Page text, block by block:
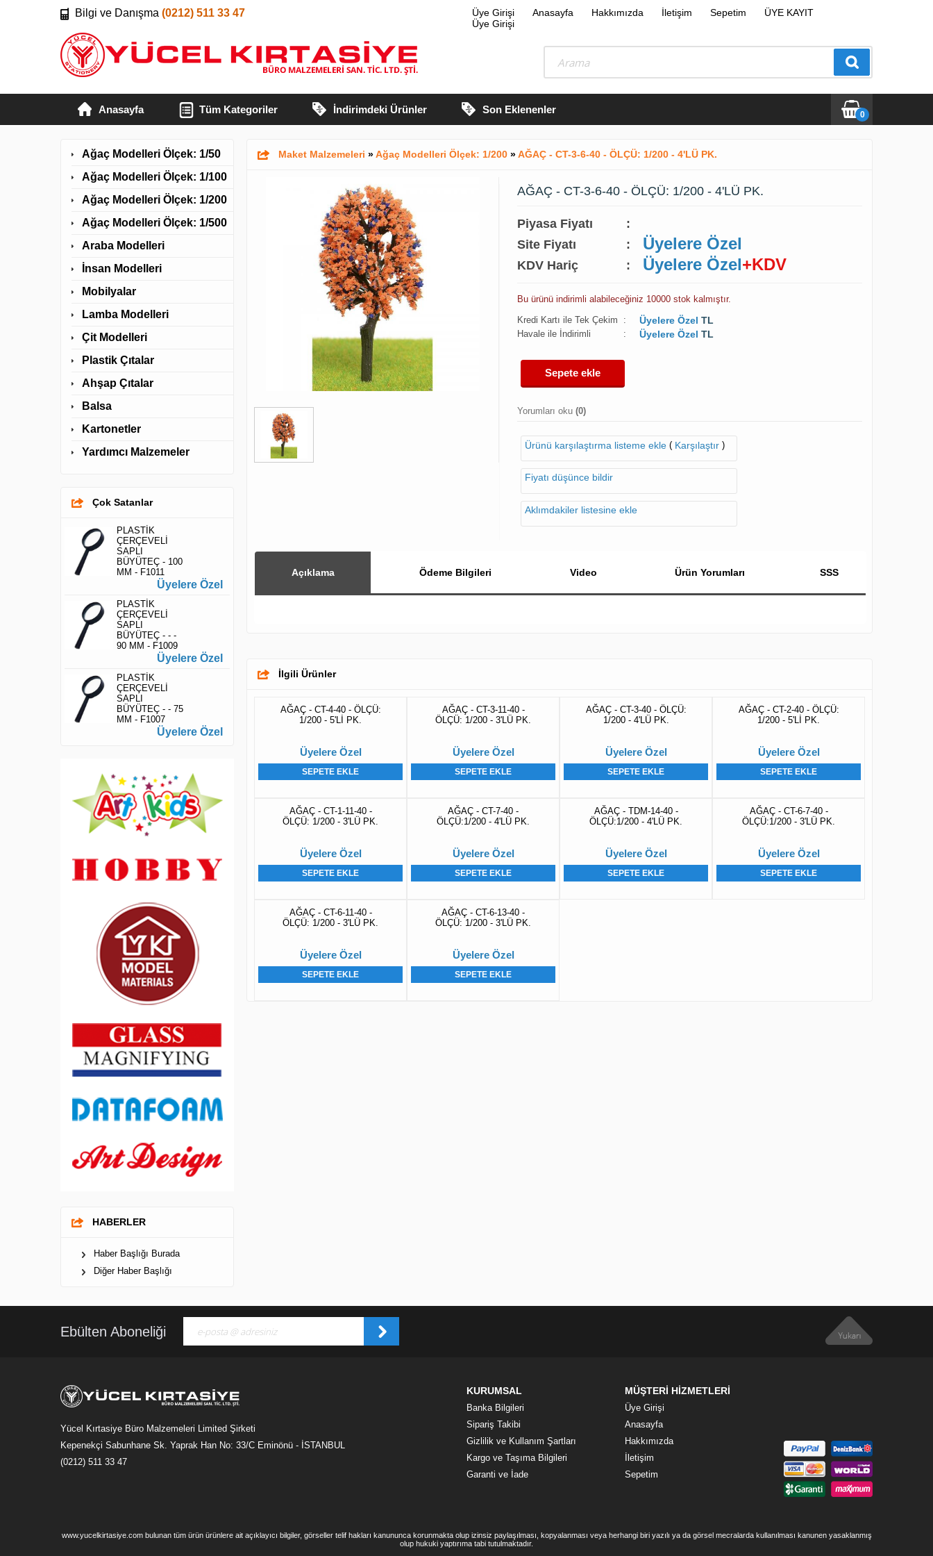
Bilgi ve Danışma (0212) 511 33 47 Üye Girişi Anasayfa Hakkımızda İletişim Sepetim
ÜYE KAYIT
Üye Girişi
Anasayfa Tüm Kategoriler İndirimdeki Ürünler Son Eklenenler 0
Ağaç Modelleri Ölçek: 1/50
Ağaç Modelleri Ölçek: 1/100
Ağaç Modelleri Ölçek: 1/200
Ağaç Modelleri Ölçek: 1/500
Araba Modelleri
İnsan Modelleri
Mobilyalar
Lamba Modelleri
Çit Modelleri
Plastik Çıtalar
Ahşap Çıtalar
Balsa
Kartonetler
Yardımcı Malzemeler
Çok Satanlar
PLASTİK
ÇERÇEVELİ
SAPLI
BÜYÜTEÇ - 100
MM - F1011
Üyelere Özel
PLASTİK
ÇERÇEVELİ
SAPLI
BÜYÜTEÇ - - -
90 MM - F1009
Üyelere Özel
PLASTİK
ÇERÇEVELİ
SAPLI
BÜYÜTEÇ - - 75
MM - F1007
Üyelere Özel
HABERLER
Haber Başlığı Burada
Diğer Haber Başlığı
Maket Malzemeleri »Ağaç Modelleri Ölçek: 1/200 »AĞAÇ - CT-3-6-40 - ÖLÇÜ: 1/200 - 4'LÜ PK.
AĞAÇ - CT-3-6-40 - ÖLÇÜ: 1/200 - 4'LÜ PK.
Piyasa Fiyatı
:
Site Fiyatı
: Üyelere Özel
KDV Hariç : Üyelere Özel+KDV
Bu ürünü indirimli alabileceğiniz 10000 stok kalmıştır.
Kredi Kartı ile Tek Çekim
: Üyelere Özel TL
Havale ile İndirimli : Üyelere Özel TL
Sepete ekle
Yorumları oku (0)
Ürünü karşılaştırma listeme ekle ( Karşılaştır )
Fiyatı düşünce bildir
Aklımdakiler listesine ekle
Açıklama Ödeme Bilgileri Video Ürün Yorumları SSS
İlgili Ürünler
AĞAÇ - CT-4-40 - ÖLÇÜ:
1/200 - 5'Lİ PK.
Üyelere Özel
SEPETE EKLE
AĞAÇ - CT-3-11-40 -
ÖLÇÜ: 1/200 - 3'LÜ PK.
Üyelere Özel
SEPETE EKLE
AĞAÇ - CT-3-40 - ÖLÇÜ:
1/200 - 4'LÜ PK.
Üyelere Özel
SEPETE EKLE
AĞAÇ - CT-2-40 - ÖLÇÜ:
1/200 - 5'Lİ PK.
Üyelere Özel
SEPETE EKLE
AĞAÇ - CT-1-11-40 -
ÖLÇÜ: 1/200 - 3'LÜ PK.
Üyelere Özel
SEPETE EKLE
AĞAÇ - CT-7-40 -
ÖLÇÜ:1/200 - 4'LÜ PK.
Üyelere Özel
SEPETE EKLE
AĞAÇ - TDM-14-40 -
ÖLÇÜ:1/200 - 4'LÜ PK.
Üyelere Özel
SEPETE EKLE
AĞAÇ - CT-6-7-40 -
ÖLÇÜ:1/200 - 3'LÜ PK.
Üyelere Özel
SEPETE EKLE
AĞAÇ - CT-6-11-40 -
ÖLÇÜ: 1/200 - 3'LÜ PK.
Üyelere Özel
SEPETE EKLE
AĞAÇ - CT-6-13-40 -
ÖLÇÜ: 1/200 - 3'LÜ PK.
Üyelere Özel
SEPETE EKLE
Ebülten Aboneliği
Yücel Kırtasiye Büro Malzemeleri Limited Şirketi
Kepenekçi Sabunhane Sk. Yaprak Han No: 33/C Eminönü - İSTANBUL
(0212) 511 33 47
KURUMSAL
Banka Bilgileri
Sipariş Takibi
Gizlilik ve Kullanım Şartları
Kargo ve Taşıma Bilgileri
Garanti ve İade
MÜŞTERİ HİZMETLERİ
Üye Girişi
Anasayfa
Hakkımızda
İletişim
Sepetim
www.yucelkirtasiye.com bulunan tüm ürün ürünlere ait açıklayıcı bilgiler, görseller telif hakları kanununca korunmakta olup izinsiz paylaşılması, kopyalanması veya herhangi biri yazılı ya da görsel mecralarda kullanılması kanunen yasaklanmış
olup hukuki yaptırıma tabi tutulmaktadır.